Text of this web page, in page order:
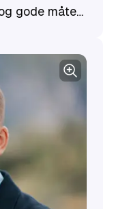
gode måter
før det